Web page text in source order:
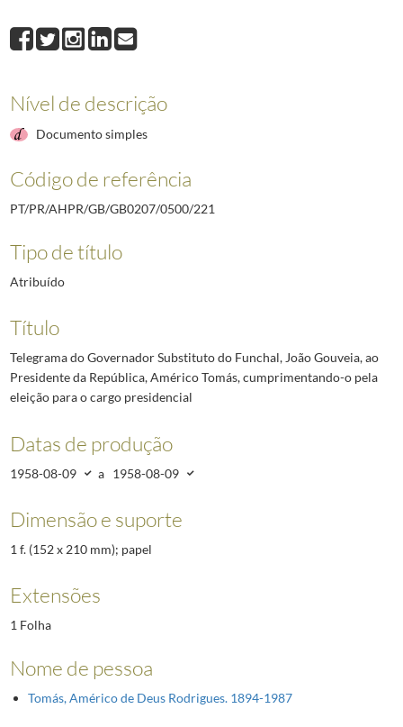
222 Telegrama do Embaixador de Portugal em Haia, Ferreira da Fonseca,
223 Telegrama do Embaixador de Portugal junto da Santa Sé, ao
Telegrama do Presidente da Câmara Municipal de Santa Cruz das
(...)
Nível de descrição
Documento simples
Código de referência
PT/PR/AHPR/GB/GB0207/0500/221
Tipo de título
Atribuído
Título
Telegrama do Governador Substituto do Funchal, João Gouveia, ao
Presidente da República, Américo Tomás, cumprimentando-o pela
eleição para o cargo presidencial
Datas de produção
1958-08-09 a 1958-08-09
Dimensão e suporte
1 f. (152 x 210 mm); papel
Extensões
1 Folha
Nome de pessoa
Tomás, Américo de Deus Rodrigues. 1894-1987